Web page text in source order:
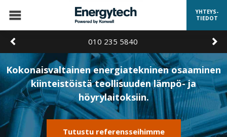
YHTEYS-
TIEDOT
010 235 5840
Kokonaisvaltainen energiatekninen osaaminen
kiinteistöistä teollisuuden lämpö- ja
höyrylaitoksiin.
Tutustu referensseihimme